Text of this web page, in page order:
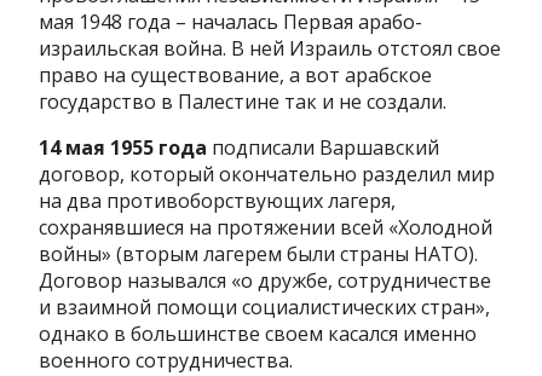
мая 1948 года – началась Первая арабо-
израильская война. В ней Израиль отстоял свое
право на существование, а вот арабское
государство в Палестине так и не создали.
14 мая 1955 года подписали Варшавский
договор, который окончательно разделил мир
на два противоборствующих лагеря,
сохранявшиеся на протяжении всей «Холодной
войны» (вторым лагерем были страны НАТО).
Договор назывался «о дружбе, сотрудничестве
и взаимной помощи социалистических стран»,
однако в большинстве своем касался именно
военного сотрудничества.